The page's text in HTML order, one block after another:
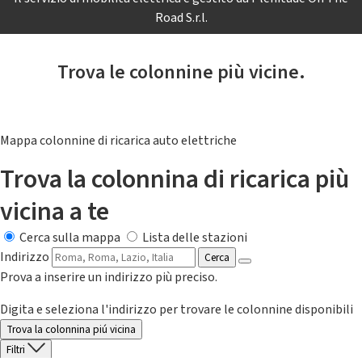
Road S.r.l.
Trova le colonnine più vicine.
Mappa colonnine di ricarica auto elettriche
Trova la colonnina di ricarica più
vicina a te
Cerca sulla mappa
Lista delle stazioni
Indirizzo
Cerca
Prova a inserire un indirizzo più preciso.
Digita e seleziona l'indirizzo per trovare le colonnine disponibili
Trova la colonnina piú vicina
Filtri